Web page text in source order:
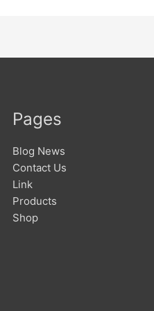
Pages
Blog News
Contact Us
Link
Products
Shop